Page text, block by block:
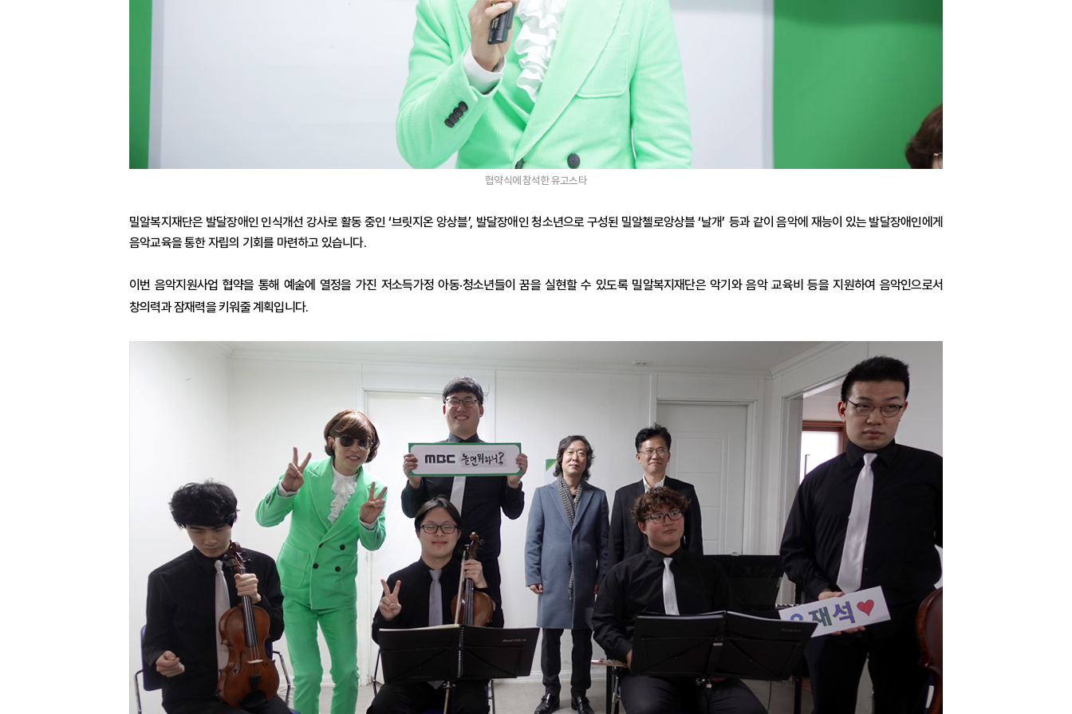
협약식에 참석한 유고스타
밀알복지재단은 발달장애인 인식개선 강사로 활동 중인 ‘브릿지온 앙상블’, 발달장애인 청소년으로 구성된 밀알첼로앙상블 ‘날개’ 등과 같이 음악에 재능이 있는 발달장애인에게
음악교육을 통한 자립의 기회를 마련하고 있습니다.
이번 음악지원사업 협약을 통해 예술에 열정을 가진 저소득가정 아동·청소년들이 꿈을 실현할 수 있도록 밀알복지재단은 악기와 음악 교육비 등을 지원하여 음악인으로서
창의력과 잠재력을 키워줄 계획입니다.